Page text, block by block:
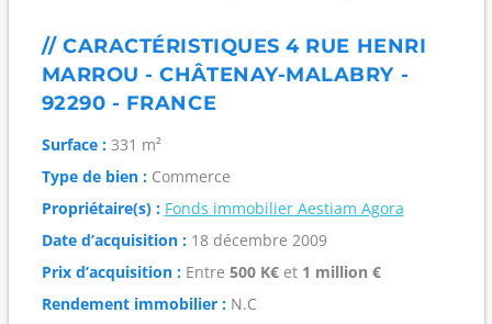
// CARACTÉRISTIQUES 4 RUE HENRI
MARROU - CHÂTENAY-MALABRY -
92290 - FRANCE
Surface :331 m²
Type de bien :Commerce
Propriétaire(s) : Fonds immobilier Aestiam Agora
Date d’acquisition :18 décembre 2009
Prix d’acquisition :Entre 500 K€et 1 million €
Rendement immobilier :N.C